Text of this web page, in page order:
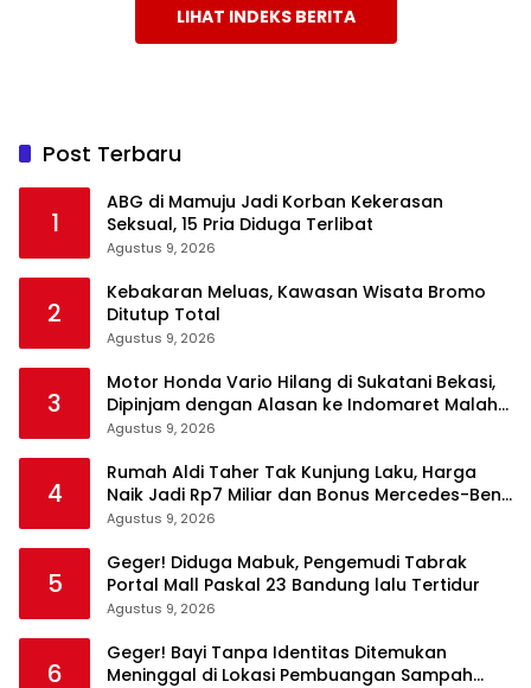
LIHAT INDEKS BERITA
Post Terbaru
1
ABG di Mamuju Jadi Korban Kekerasan
Seksual, 15 Pria Diduga Terlibat
Agustus 9, 2026
2
Kebakaran Meluas, Kawasan Wisata Bromo
Ditutup Total
Agustus 9, 2026
3
Motor Honda Vario Hilang di Sukatani Bekasi,
Dipinjam dengan Alasan ke Indomaret Malah
Tak Kembali
Agustus 9, 2026
4
Rumah Aldi Taher Tak Kunjung Laku, Harga
Naik Jadi Rp7 Miliar dan Bonus Mercedes-Benz
C200
Agustus 9, 2026
5
Geger! Diduga Mabuk, Pengemudi Tabrak
Portal Mall Paskal 23 Bandung lalu Tertidur
Agustus 9, 2026
6
Geger! Bayi Tanpa Identitas Ditemukan
Meninggal di Lokasi Pembuangan Sampah